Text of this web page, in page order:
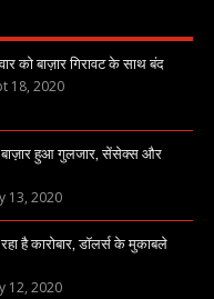
को बाज़ार गिरावट के साथ बंद
18, 2020
हुआ गुलजार, सेंसेक्स और
13, 2020
है कारोबार, डॉलर्स के मुकाबले
12, 2020